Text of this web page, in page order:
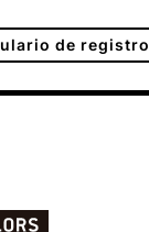
de registro